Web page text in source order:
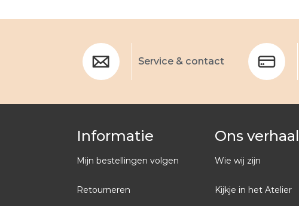
Service & contact
Informatie
Mijn bestellingen volgen
Retourneren
Ons verhaal
Wie wij zijn
Kijkje in het Atelier